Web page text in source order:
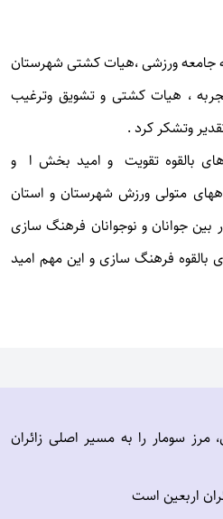
جامعه ورزشی ،هیات کشتی شهرستان
، هیات کشتی و تشویق وترغیب
وتشکر کرد .
بالقوه تقویت و امید بخش ا و
متولی ورزش شهرستان و استان
جوانان و نوجوانان فرهنگ سازی
بالقوه فرهنگ سازی و این مهم امید
مرز سومار را به مسیر اصلی زائران
اربعین است